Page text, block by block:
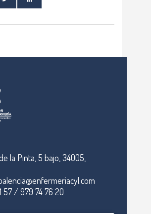
la Pinta, 5 bajo, 34005,
57 / 979 74 76 20